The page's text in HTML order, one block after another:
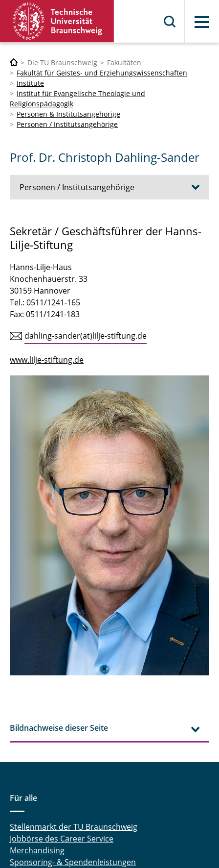
Menü
Die TU Braunschweig
Fakultäten
Fakultät für Geistes- und Erziehungswissenschaften
Institute
Institut für Evangelische Theologie und
Religionspädagogik
Personen & Institutsangehörige
Personen / Institutsangehörige
Prof. Dr. Christoph Dahling-Sander
Personen / Institutsangehörige
PD Dr. Detlef Dieckmann
Anne-Marieke Ehlers
Dorothee Hauer
Prof. Dr. Stefan Heuser
Dipl. Rel.päd. Britta Lange, M.Theol.
PD Dr. Antje M. Mickan
Anni Neumann
Prof. Dr. Gottfried Orth
Leonhard Thomas, MA/MSc.
Prof. Dr. Jürgen Wehnert
Dr. Ingrid Wiedenroth-Gabler
Doktorand*innen
Sekretär / Geschäftsführer der Hanns-
Lilje-Stiftung
Hanns-Lilje-Haus
Knochenhauerstr. 33
30159 Hannover
Tel.: 0511/1241-165
Fax: 0511/1241-183
dahling-sander(at)lilje-stiftung.de
www.lilje-stiftung.de
Bildnachweise dieser Seite
Für alle
Stellenmarkt der TU Braunschweig
Jobbörse des Career Service
Merchandising
Sponsoring- & Spendenleistungen